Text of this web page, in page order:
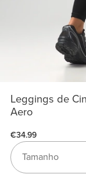
Leggings de
Aero
€34.99
Tamanho